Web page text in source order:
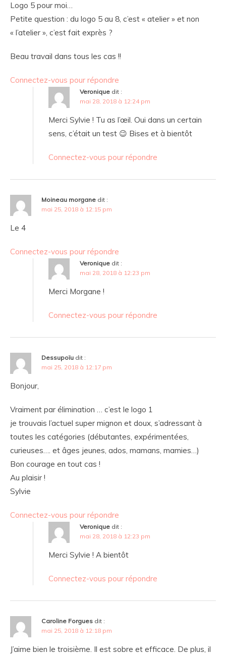
Logo 5 pour moi…
Petite question : du logo 5 au 8, c’est « atelier » et non
« l’atelier », c’est fait exprès ?
Beau travail dans tous les cas !!
Connectez-vous pour répondre
Veronique dit :
mai 28, 2018 à 12:24 pm
Merci Sylvie ! Tu as l’œil. Oui dans un certain
sens, c’était un test 😉 Bises et à bientôt
Connectez-vous pour répondre
Moineau morgane dit :
mai 25, 2018 à 12:15 pm
Le 4
Connectez-vous pour répondre
Veronique dit :
mai 28, 2018 à 12:23 pm
Merci Morgane !
Connectez-vous pour répondre
Dessupoïu dit :
mai 25, 2018 à 12:17 pm
Bonjour,
Vraiment par élimination … c’est le logo 1
je trouvais l’actuel super mignon et doux, s’adressant à
toutes les catégories (débutantes, expérimentées,
curieuses…. et âges jeunes, ados, mamans, mamies…)
Bon courage en tout cas !
Au plaisir !
Sylvie
Connectez-vous pour répondre
Veronique dit :
mai 28, 2018 à 12:23 pm
Merci Sylvie ! A bientôt
Connectez-vous pour répondre
Caroline Forgues dit :
mai 25, 2018 à 12:18 pm
J’aime bien le troisième. Il est sobre et efficace. De plus, il